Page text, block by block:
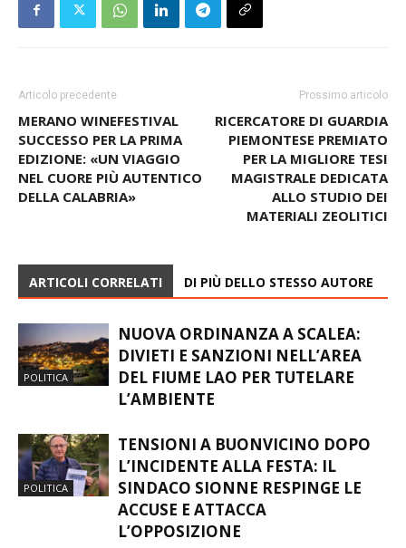
Articolo precedente
MERANO WINEFESTIVAL
SUCCESSO PER LA PRIMA
EDIZIONE: «UN VIAGGIO
NEL CUORE PIÙ AUTENTICO
DELLA CALABRIA»
Prossimo articolo
RICERCATORE DI GUARDIA
PIEMONTESE PREMIATO
PER LA MIGLIORE TESI
MAGISTRALE DEDICATA
ALLO STUDIO DEI
MATERIALI ZEOLITICI
ARTICOLI CORRELATI DI PIÙ DELLO STESSO AUTORE
POLITICA
NUOVA ORDINANZA A SCALEA:
DIVIETI E SANZIONI NELL’AREA
DEL FIUME LAO PER TUTELARE
L’AMBIENTE
POLITICA
TENSIONI A BUONVICINO DOPO
L’INCIDENTE ALLA FESTA: IL
SINDACO SIONNE RESPINGE LE
ACCUSE E ATTACCA
L’OPPOSIZIONE